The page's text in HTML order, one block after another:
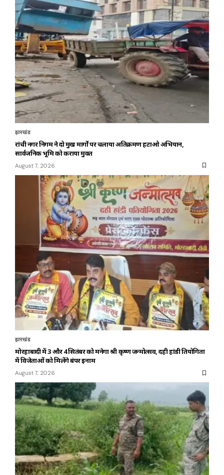
झारखंड
रांची नगर निगम ने दो प्रमुख मार्गों पर चलाया अतिक्रमण हटाओ अभियान,
सार्वजनिक भूमि को कराया मुक्त
August 7, 2026
झारखंड
मोरहाबादी में 3 और 4 सितंबर को मनेगा श्री कृष्ण जन्मोत्सव, दही हांडी प्रतियोगिता
में विजेताओं को मिलेंगे बंपर इनाम
August 7, 2026